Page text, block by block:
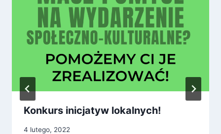
Konkurs inicjatyw lokalnych!
4 lutego, 2022